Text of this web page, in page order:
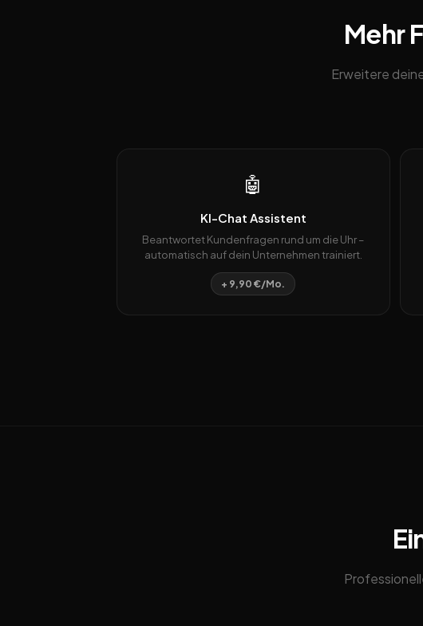
Mehr
Erweitere
🤖
KI-Chat Assistent
Beantwortet Kundenfragen rund um die Uhr –
automatisch auf dein Unternehmen trainiert.
+ 9,90 €/Mo.